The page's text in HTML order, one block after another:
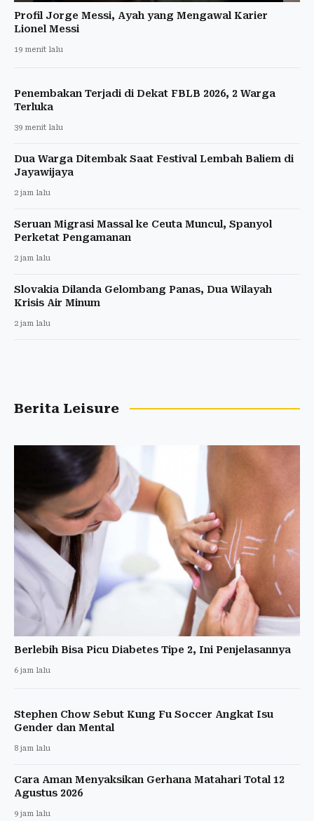
Profil Jorge Messi, Ayah yang Mengawal Karier
Lionel Messi
19 menit lalu
Penembakan Terjadi di Dekat FBLB 2026, 2 Warga
Terluka
39 menit lalu
Dua Warga Ditembak Saat Festival Lembah Baliem di
Jayawijaya
2 jam lalu
Seruan Migrasi Massal ke Ceuta Muncul, Spanyol
Perketat Pengamanan
2 jam lalu
Slovakia Dilanda Gelombang Panas, Dua Wilayah
Krisis Air Minum
2 jam lalu
Berita Leisure
Berlebih Bisa Picu Diabetes Tipe 2, Ini Penjelasannya
6 jam lalu
Stephen Chow Sebut Kung Fu Soccer Angkat Isu
Gender dan Mental
8 jam lalu
Cara Aman Menyaksikan Gerhana Matahari Total 12
Agustus 2026
9 jam lalu